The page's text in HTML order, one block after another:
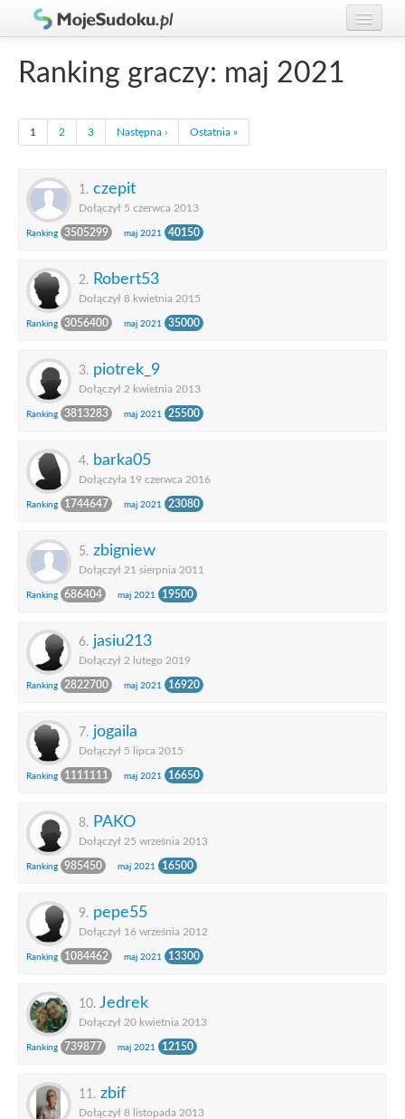
Rankingi
Ranking graczy: maj 2021
1 2 3 Następna › Ostatnia »
1. czepit
Dołączył 5 czerwca 2013
Ranking 3505299 maj 2021 40150
2. Robert53
Dołączył 8 kwietnia 2015
Ranking 3056400 maj 2021 35000
3. piotrek_9
Dołączył 2 kwietnia 2013
Ranking 3813283 maj 2021 25500
4. barka05
Dołączyła 19 czerwca 2016
Ranking 1744647 maj 2021 23080
5. zbigniew
Dołączył 21 sierpnia 2011
Ranking 686404 maj 2021 19500
6. jasiu213
Dołączył 2 lutego 2019
Ranking 2822700 maj 2021 16920
7. jogaila
Dołączył 5 lipca 2015
Ranking 1111111 maj 2021 16650
8. PAKO
Dołączył 25 września 2013
Ranking 985450 maj 2021 16500
9. pepe55
Dołączył 16 września 2012
Ranking 1084462 maj 2021 13300
10. Jedrek
Dołączył 20 kwietnia 2013
Ranking 739877 maj 2021 12150
11. zbif
Dołączył 8 listopada 2013